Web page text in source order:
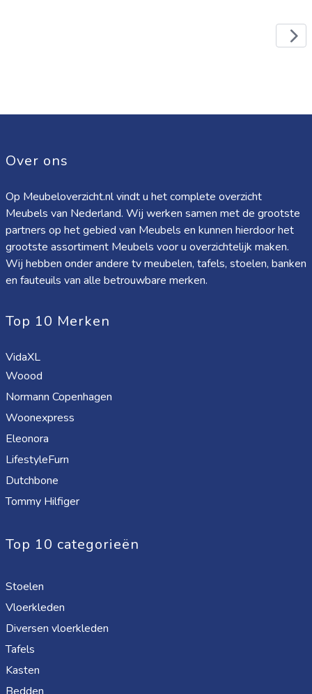
Over ons
Op Meubeloverzicht.nl vindt u het complete overzicht
Meubels van Nederland. Wij werken samen met de grootste
partners op het gebied van Meubels en kunnen hierdoor het
grootste assortiment Meubels voor u overzichtelijk maken.
Wij hebben onder andere tv meubelen, tafels, stoelen, banken
en fauteuils van alle betrouwbare merken.
Top 10 Merken
VidaXL
Woood
Normann Copenhagen
Woonexpress
Eleonora
LifestyleFurn
Dutchbone
Tommy Hilfiger
Top 10 categorieën
Stoelen
Vloerkleden
Diversen vloerkleden
Tafels
Kasten